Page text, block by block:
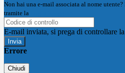
Non hai una e-mail associata al nome
tramite la
E-mail inviata, si prega di controllare
Errore
Chiudi